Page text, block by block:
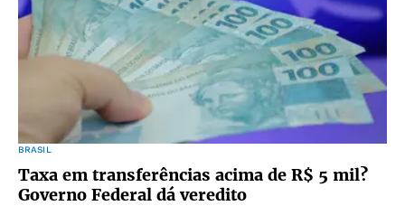
BRASIL
Taxa em transferências acima de R$ 5 mil?
Governo Federal dá veredito